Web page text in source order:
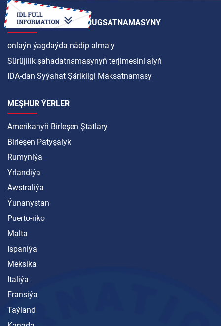
HALKARA SÜRÜJILIK RUGSATNAMASYNY
onlaýn ýagdaýda nädip almaly
Sürüjilik şahadatnamasynyň terjimesini alyň
IDA-dan Syýahat Şärikligi Maksatnamasy
MEŞHUR ÝERLER
Amerikanyň Birleşen Ştatlary
Birleşen Patyşalyk
Rumyniýa
Yrlandiýa
Awstraliýa
Ýunanystan
Puerto-riko
Malta
Ispaniýa
Meksika
Italiýa
Fransiýa
Taýland